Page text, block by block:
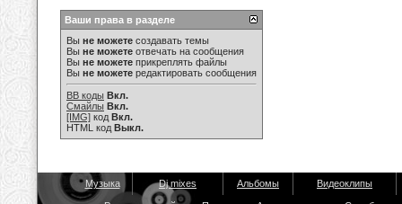
Ваши права в разделе
Вы не можете создавать темы
Вы не можете отвечать на сообщения
Вы не можете прикреплять файлы
Вы не можете редактировать сообщения
BB коды Вкл.
Смайлы Вкл.
[IMG] код Вкл.
HTML код Выкл.
Музыка Dj mixes Альбомы Видеоклипы